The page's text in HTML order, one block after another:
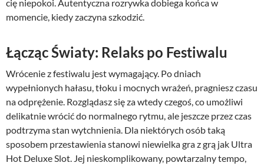
cię niepokoi. Autentyczna rozrywka dobiega końca w
momencie, kiedy zaczyna szkodzić.
Łącząc Światy: Relaks po Festiwalu
Wrócenie z festiwalu jest wymagający. Po dniach
wypełnionych hałasu, tłoku i mocnych wrażeń, pragniesz czasu
na odprężenie. Rozglądasz się za wtedy czegoś, co umożliwi
delikatnie wrócić do normalnego rytmu, ale jeszcze przez czas
podtrzyma stan wytchnienia. Dla niektórych osób taką
sposobem przestawienia stanowi niewielka gra z grą jak Ultra
Hot Deluxe Slot. Jej nieskomplikowany, powtarzalny tempo,